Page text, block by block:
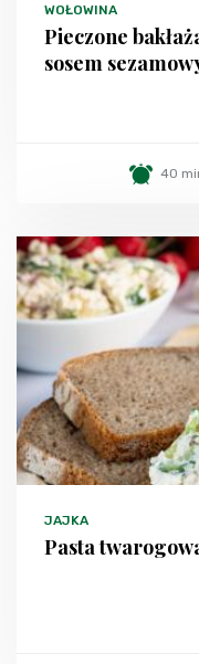
WOŁOWINA
Pieczone
sosem
40
JAJKA
Pasta